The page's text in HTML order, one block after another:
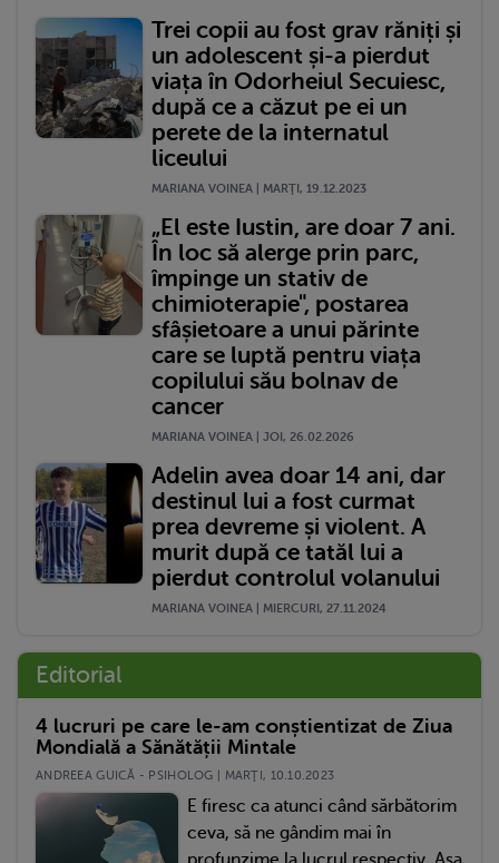
Trei copii au fost grav răniți și
un adolescent și-a pierdut
viața în Odorheiul Secuiesc,
după ce a căzut pe ei un
perete de la internatul
liceului
MARIANA VOINEA | MARŢI, 19.12.2023
„El este Iustin, are doar 7 ani.
În loc să alerge prin parc,
împinge un stativ de
chimioterapie", postarea
sfâșietoare a unui părinte
care se luptă pentru viața
copilului său bolnav de
cancer
MARIANA VOINEA | JOI, 26.02.2026
Adelin avea doar 14 ani, dar
destinul lui a fost curmat
prea devreme și violent. A
murit după ce tatăl lui a
pierdut controlul volanului
MARIANA VOINEA | MIERCURI, 27.11.2024
Editorial
4 lucruri pe care le-am conștientizat de Ziua
Mondială a Sănătății Mintale
ANDREEA GUICĂ - PSIHOLOG | MARŢI, 10.10.2023
E firesc ca atunci când sărbătorim
ceva, să ne gândim mai în